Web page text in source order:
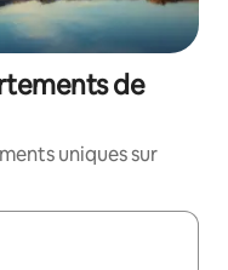
de
uniques sur
les flèches vers le